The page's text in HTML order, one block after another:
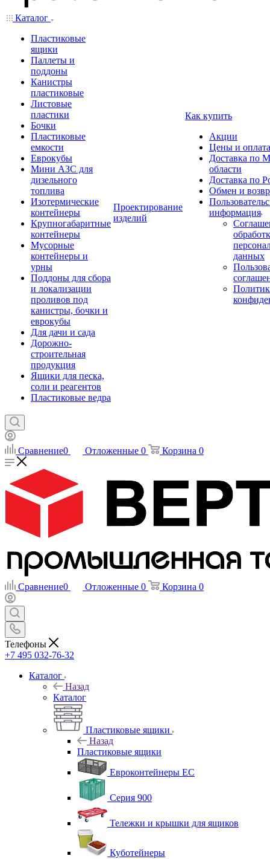
Каталог
Пластиковые
ящики
Паллеты и
поддоны
Канистры
пластиковые
Листовые
пластики
Бочки
Пластиковые
емкости
Еврокубы
Мини АЗС для
дизельного
топлива
Изотермические
контейнеры
Крупногабаритные
контейнеры
Мусорные
контейнеры и
урны
Поддоны для сбора
и локализации
проливов под
канистры, бочки и
еврокубы
Для дачи и сада
Дорожно-
строительная
продукция
Ящики для песка,
соли и реагентов
Пластиковые ведра
Проектирование
изделий
Как купить
Акции
Цены и оплата
Доставка по
области
Доставка по
Обмен и
информация
данных
Сравнение0 Отложенные 0 Корзина 0
Сравнение0 Отложенные 0 Корзина 0
Телефоны
+7 495 032-76-32
Каталог
Назад
Каталог
Пластиковые ящики
Назад
Пластиковые ящики
Евроконтейнеры ЕС
Серия 900
Тележки и крышки для ящиков
Куботейнеры